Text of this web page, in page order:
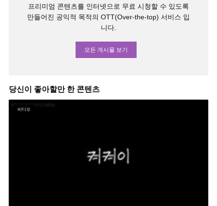
프리미엄 콘텐츠를 인터넷으로 무료 시청할 수 있도록
만들어진 공익적 목적의 OTT(Over-the-top) 서비스 입
니다.
모든 게시물 보기
당신이 좋아할만 한 콘텐츠
비디오